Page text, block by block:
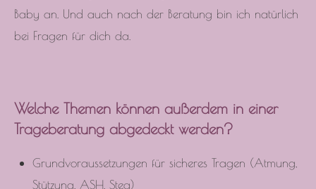
Baby an. Und auch nach der Beratung bin ich natürlich
bei Fragen für dich da.
Welche Themen können außerdem in einer
Trageberatung abgedeckt werden?
Grundvoraussetzungen für sicheres Tragen (Atmung,
Stützung, ASH, Steg)